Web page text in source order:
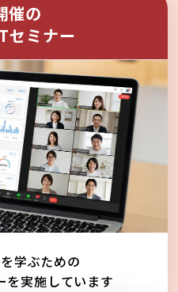
催の
セミナー
学ぶための
を実施しています